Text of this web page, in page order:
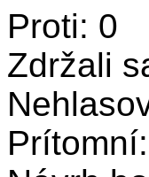
Proti: 0
Zdržali